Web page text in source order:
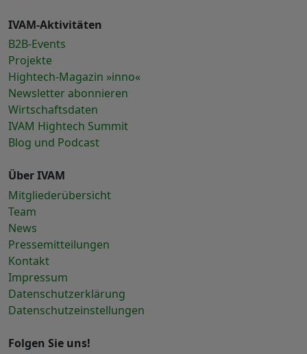
IVAM-Aktivitäten
B2B-Events
Projekte
Hightech-Magazin »inno«
Newsletter abonnieren
Wirtschaftsdaten
IVAM Hightech Summit
Blog und Podcast
Über IVAM
Mitgliederübersicht
Team
News
Pressemitteilungen
Kontakt
Impressum
Datenschutzerklärung
Datenschutzeinstellungen
Folgen Sie uns!